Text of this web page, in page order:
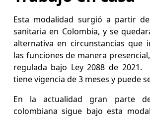
Esta modalidad surgió a partir
sanitaria en Colombia, y se
alternativa en circunstancias que
las funciones de manera
regulada bajo Ley 2088 de 2021.
tiene vigencia de 3 meses y puede
En la actualidad gran parte
colombiana sigue bajo esta